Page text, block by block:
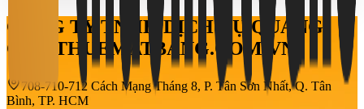
CÔNG TY TNHH DỊCH VỤ QUẢNG
CÁO THUEMATBANG.COM.VN
708-710-712 Cách Mạng Tháng 8, P. Tân Sơn Nhất, Q. Tân
Bình, TP. HCM